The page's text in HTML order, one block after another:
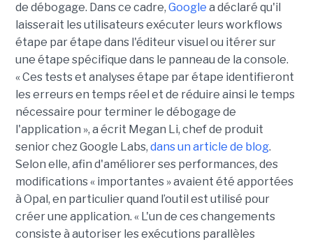
de débogage. Dans ce cadre, Google a déclaré qu'il
laisserait les utilisateurs exécuter leurs workflows
étape par étape dans l'éditeur visuel ou itérer sur
une étape spécifique dans le panneau de la console.
« Ces tests et analyses étape par étape identifieront
les erreurs en temps réel et de réduire ainsi le temps
nécessaire pour terminer le débogage de
l'application », a écrit Megan Li, chef de produit
senior chez Google Labs, dans un article de blog.
Selon elle, afin d'améliorer ses performances, des
modifications « importantes » avaient été apportées
à Opal, en particulier quand l’outil est utilisé pour
créer une application. « L'un de ces changements
consiste à autoriser les exécutions parallèles